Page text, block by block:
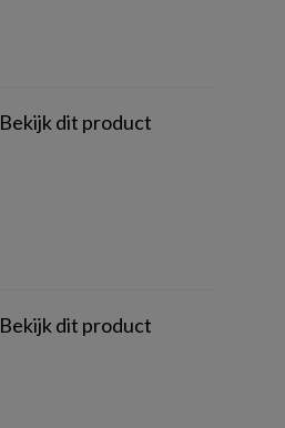
Bekijk dit product
Bekijk dit product